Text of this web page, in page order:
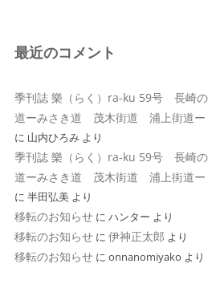
最近のコメント
季刊誌 樂（らく）ra-ku 59号 長崎の
道ーみさき道 茂木街道 浦上街道ー
に 山内ひろみ より
季刊誌 樂（らく）ra-ku 59号 長崎の
道ーみさき道 茂木街道 浦上街道ー
に 半田弘美 より
移転のお知らせ に ハンター より
移転のお知らせ に 伊神正太郎 より
移転のお知らせ に onnanomiyako より